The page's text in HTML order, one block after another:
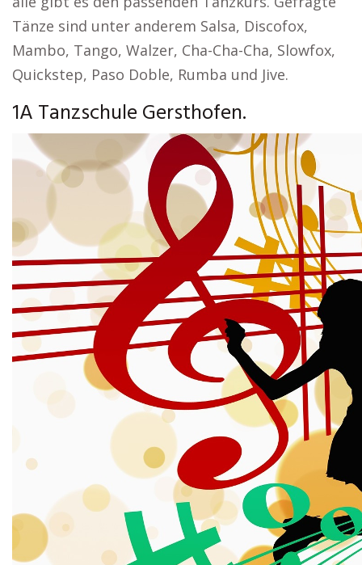
Tänze sind unter anderem Salsa, Discofox,
Mambo, Tango, Walzer, Cha-Cha-Cha, Slowfox,
Quickstep, Paso Doble, Rumba und Jive.
1A Tanzschule Gersthofen.